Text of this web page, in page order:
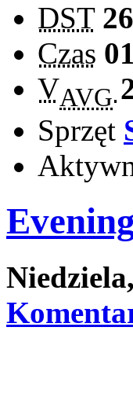
DST
Czas
VAVG
Sprzęt